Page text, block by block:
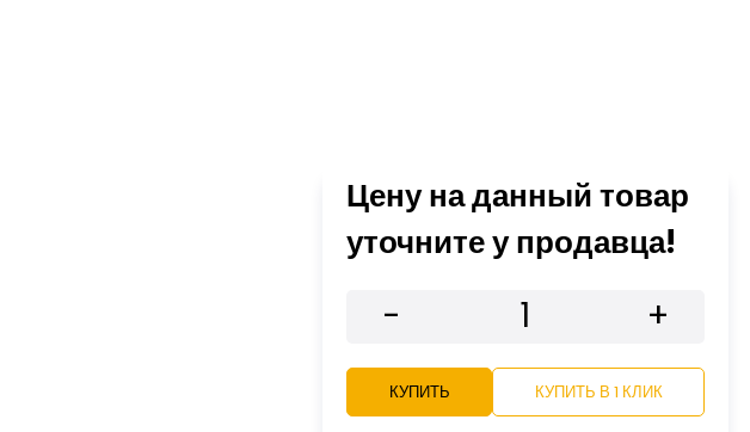
Цену на данный товар
уточните у продавца!
- +
КУПИТЬ КУПИТЬ В 1 КЛИК